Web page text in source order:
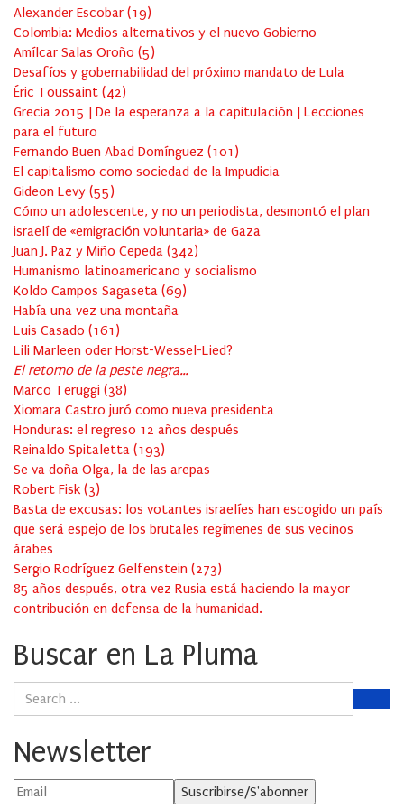
Alexander Escobar (19)
Colombia: Medios alternativos y el nuevo Gobierno
Amílcar Salas Oroño (5)
Desafíos y gobernabilidad del próximo mandato de Lula
Éric Toussaint (42)
Grecia 2015 | De la esperanza a la capitulación | Lecciones
para el futuro
Fernando Buen Abad Domínguez (101 )
El capitalismo como sociedad de la Impudicia
Gideon Levy (55)
Cómo un adolescente, y no un periodista, desmontó el plan
israelí de «emigración voluntaria» de Gaza
Juan J. Paz y Miño Cepeda (342)
Humanismo latinoamericano y socialismo
Koldo Campos Sagaseta (69)
Había una vez una montaña
Luis Casado (161 )
Lili Marleen oder Horst-Wessel-Lied?
El retorno de la peste negra…
Marco Teruggi (38)
Xiomara Castro juró como nueva presidenta
Honduras: el regreso 12 años después
Reinaldo Spitaletta (193)
Se va doña Olga, la de las arepas
Robert Fisk (3)
Basta de excusas: los votantes israelíes han escogido un país
que será espejo de los brutales regímenes de sus vecinos
árabes
Sergio Rodríguez Gelfenstein (273)
85 años después, otra vez Rusia está haciendo la mayor
contribución en defensa de la humanidad.
Buscar en La Pluma
Newsletter